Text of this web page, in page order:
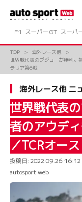
ツ
F1 スーパーGT スーパ
TOP
海外レース他
世界戦代表のプジョーが勝利。
ラリア第6戦
海外レース他 ニ
世界戦代表
者のアウデ
／TCRオー
投稿日: 2022.09.26 16:12
autosport web